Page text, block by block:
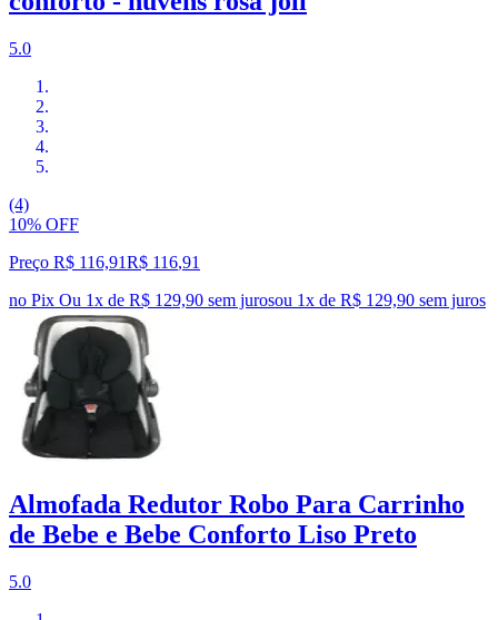
5.0
(4)
10% OFF
Preço R$ 116,91R$ 116,91
no Pix Ou 1x de R$ 129,90 sem jurosou 1x de R$ 129,90 sem juros
Almofada Redutor Robo Para Carrinho
de Bebe e Bebe Conforto Liso Preto
5.0